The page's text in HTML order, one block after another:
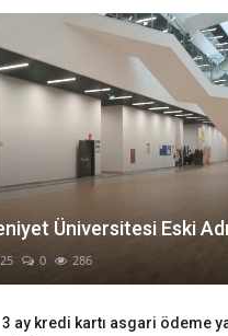
Üniversitesi Eski Adı
0 286
3 ay kredi kartı asgari ödeme